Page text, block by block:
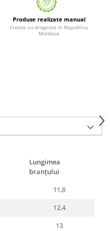
Produse realizate manual
Create cu dragoste in Republica
Moldova
Lungimea
branțului
11,8
12,4
13